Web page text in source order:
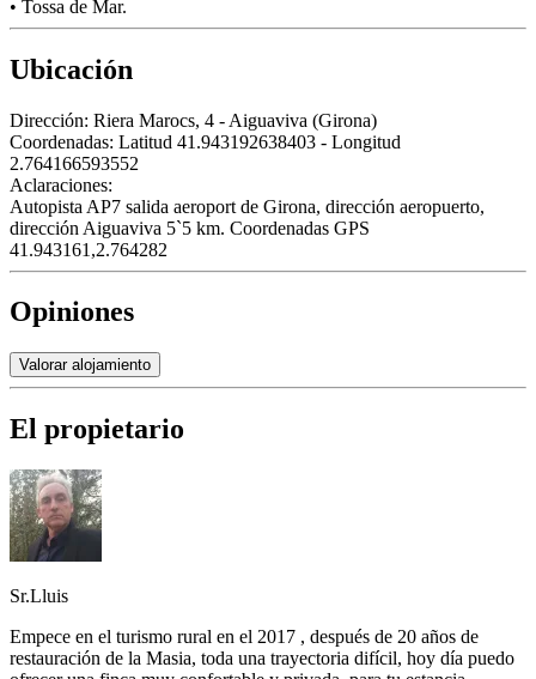
• Tossa de Mar.
Ubicación
Dirección: Riera Marocs, 4 - Aiguaviva (Girona)
Coordenadas: Latitud 41.943192638403 - Longitud
2.764166593552
Aclaraciones:
Autopista AP7 salida aeroport de Girona, dirección aeropuerto,
dirección Aiguaviva 5`5 km. Coordenadas GPS
41.943161,2.764282
Opiniones
Valorar alojamiento
El propietario
Sr.Lluis
Empece en el turismo rural en el 2017 , después de 20 años de
restauración de la Masia, toda una trayectoria difícil, hoy día puedo